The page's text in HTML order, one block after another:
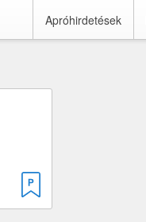
Apróhirdetések